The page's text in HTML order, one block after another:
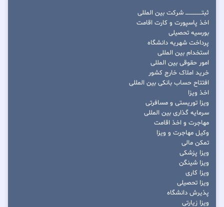
ثبتــــــــــــــــ شرکت بین المللی
اخذ پاسپورت و کارت اقامت
بورسیه تحصیلی
پرداخت شهریه دانشگاه
استخدام بین المللی
امور حقوقی بین المللی
خرید املاک خارج کشور
افتتاح حساب بانکی بین المللی
اخذ ویزا
ویزا توریستی و مسافرتی
سرمایه گذاری بین المللی
مهاجرت و اخذ اقامت
وکیل مهاجرت و ویزا
تمکن مالی
ویزا پزشکی
ویزا شینگن
ویزا کاری
ویزا تحصیلی
پذیرش دانشگاه
ویزا زیارتی